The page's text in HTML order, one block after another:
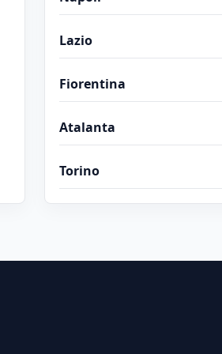
Lazio
Fiorentina
Atalanta
Torino